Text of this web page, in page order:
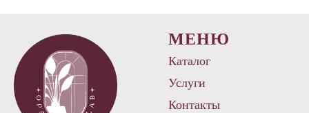
МЕНЮ
Каталог
Услуги
Контакты